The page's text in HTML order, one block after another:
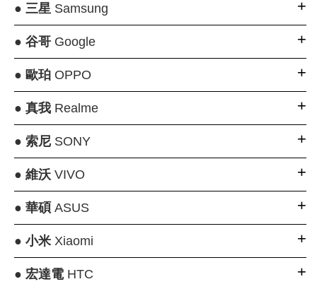
● 三星Samsung
● 谷哥Google
● 歐珀OPPO
● 真我Realme
● 索尼SONY
● 維沃VIVO
● 華碩 ASUS
● 小米Xiaomi
● 宏達電HTC